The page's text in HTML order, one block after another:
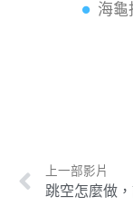
海龜
上一部影片